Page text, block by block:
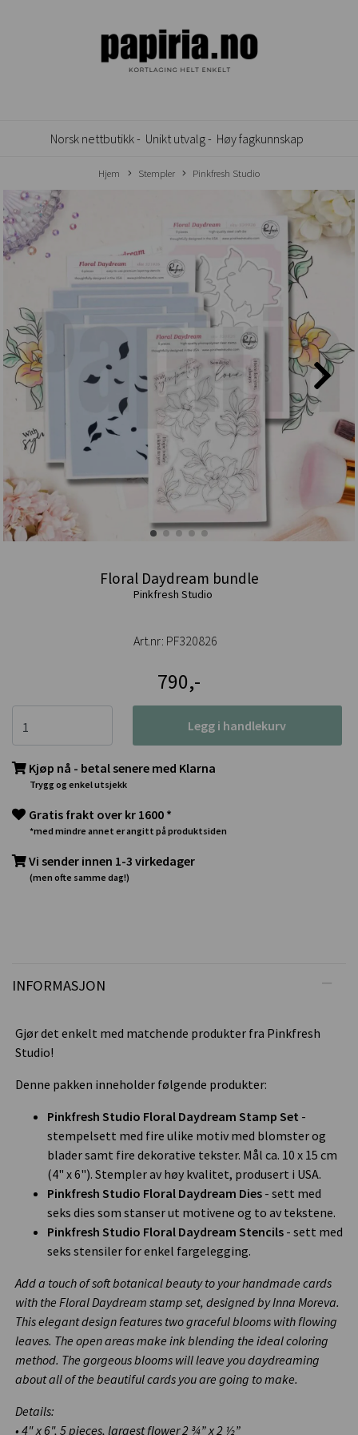
Norsk nettbutikk - Unikt utvalg - Høy fagkunnskap
Hjem Stempler Pinkfresh Studio
Floral Daydream bundle
Pinkfresh Studio
Art.nr: PF320826
790,-
Legg i handlekurv
Kjøp nå - betal senere med Klarna
Trygg og enkel utsjekk
Gratis frakt over kr 1600 *
*med mindre annet er angitt på produktsiden
Vi sender innen 1-3 virkedager
(men ofte samme dag!)
INFORMASJON
Gjør det enkelt med matchende produkter fra Pinkfresh
Studio!
Denne pakken inneholder følgende produkter:
Pinkfresh Studio Floral Daydream Stamp Set -
stempelsett med fire ulike motiv med blomster og
blader samt fire dekorative tekster. Mål ca. 10 x 15 cm
(4" x 6"). Stempler av høy kvalitet, produsert i USA.
Pinkfresh Studio Floral Daydream Dies - sett med
seks dies som stanser ut motivene og to av tekstene.
Pinkfresh Studio Floral Daydream Stencils - sett med
seks stensiler for enkel fargelegging.
Add a touch of soft botanical beauty to your handmade cards
with the Floral Daydream stamp set, designed by Inna Moreva.
This elegant design features two graceful blooms with flowing
leaves. The open areas make ink blending the ideal coloring
method. The gorgeous blooms will leave you daydreaming
about all of the beautiful cards you are going to make.
Details:
• 4" x 6", 5 pieces, largest flower 2 ¾” x 2 ½”